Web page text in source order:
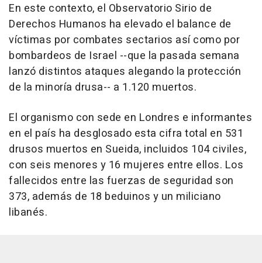
En este contexto, el Observatorio Sirio de
Derechos Humanos ha elevado el balance de
víctimas por combates sectarios así como por
bombardeos de Israel --que la pasada semana
lanzó distintos ataques alegando la protección
de la minoría drusa-- a 1.120 muertos.
El organismo con sede en Londres e informantes
en el país ha desglosado esta cifra total en 531
drusos muertos en Sueida, incluidos 104 civiles,
con seis menores y 16 mujeres entre ellos. Los
fallecidos entre las fuerzas de seguridad son
373, además de 18 beduinos y un miliciano
libanés.